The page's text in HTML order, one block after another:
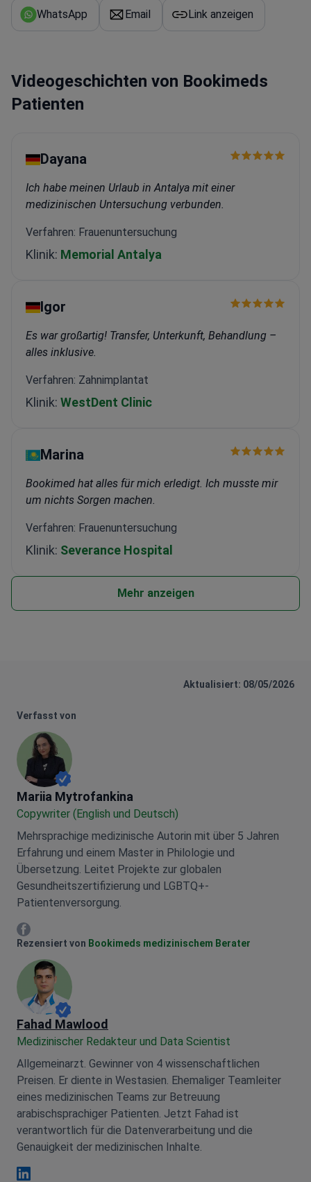
WhatsApp Email Link anzeigen
Videogeschichten von Bookimeds
Patienten
Dayana
Ich habe meinen Urlaub in Antalya mit einer
medizinischen Untersuchung verbunden.
Verfahren: Frauenuntersuchung
Klinik: Memorial Antalya
Igor
Es war großartig! Transfer, Unterkunft, Behandlung –
alles inklusive.
Verfahren: Zahnimplantat
Klinik: WestDent Clinic
Marina
Bookimed hat alles für mich erledigt. Ich musste mir
um nichts Sorgen machen.
Verfahren: Frauenuntersuchung
Klinik: Severance Hospital
Mehr anzeigen
Aktualisiert: 08/05/2026
Verfasst von
Mariia Mytrofankina
Mariia Mytrofankina
Copywriter (English und Deutsch)
Mehrsprachige medizinische Autorin mit über 5 Jahren
Erfahrung und einem Master in Philologie und
Übersetzung. Leitet Projekte zur globalen
Gesundheitszertifizierung und LGBTQ+-
Patientenversorgung.
Mariia Mytrofankina Facebook
Rezensiert von Bookimeds medizinischem Berater
Fahad Mawlood
Medizinischer Redakteur und Data Scientist
Allgemeinarzt. Gewinner von 4 wissenschaftlichen
Preisen. Er diente in Westasien. Ehemaliger Teamleiter
eines medizinischen Teams zur Betreuung
arabischsprachiger Patienten. Jetzt Fahad ist
verantwortlich für die Datenverarbeitung und die
Genauigkeit der medizinischen Inhalte.